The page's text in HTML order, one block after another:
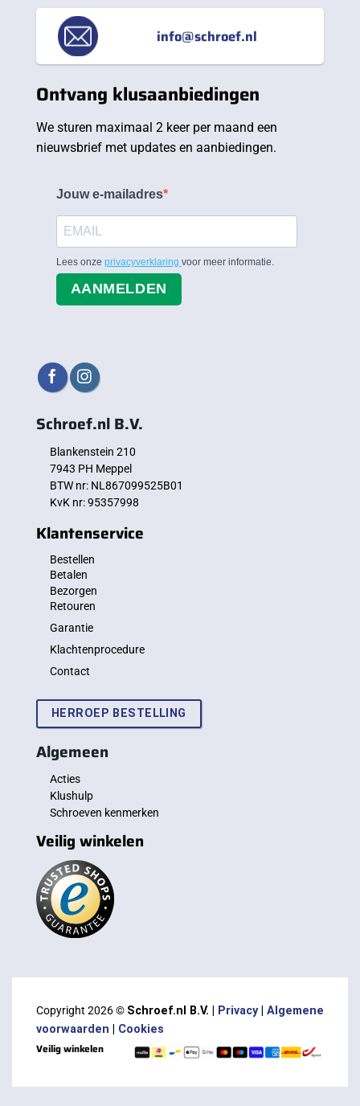
info@schroef.nl
Ontvang klusaanbiedingen
We sturen maximaal 2 keer per maand een
nieuwsbrief met updates en aanbiedingen.
Jouw e-mailadres
Lees onze privacyverklaring voor meer informatie.
AANMELDEN
Schroef.nl B.V.
Blankenstein 210
7943 PH Meppel
BTW nr: NL867099525B01
KvK nr: 95357998
Klantenservice
Bestellen
Betalen
Bezorgen
Retouren
Garantie
Klachtenprocedure
Contact
HERROEP BESTELLING
Algemeen
Acties
Klushulp
Schroeven kenmerken
Veilig winkelen
Copyright 2026 © Schroef.nl B.V. | Privacy| Algemene
voorwaarden
Cookies
Veilig winkelen